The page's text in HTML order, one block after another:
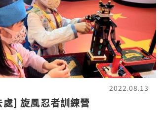
2022.08.13
處] 旋風忍者訓練營